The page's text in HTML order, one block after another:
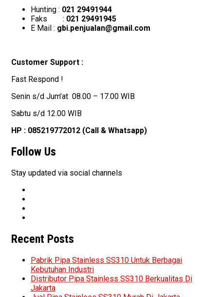
Hunting : 021 29491944
Faks : 021 29491945
E Mail : gbi.penjualan@gmail.com
Customer Support :
Fast Respond !
Senin s/d Jum’at 08.00 – 17.00 WIB
Sabtu s/d 12.00 WIB
HP : 085219772012 (Call & Whatsapp)
Follow Us
Stay updated via social channels
Recent Posts
Pabrik Pipa Stainless SS310 Untuk Berbagai
Kebutuhan Industri
Distributor Pipa Stainless SS310 Berkualitas Di
Jakarta